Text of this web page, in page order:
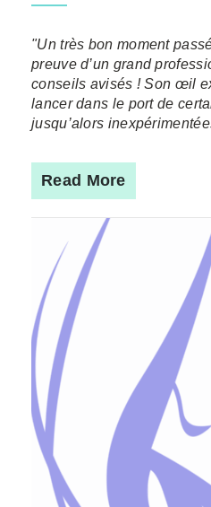
"Un très bon moment
preuve d’un grand
conseils avisés ! Son œil
lancer dans le port de
jusqu’alors
Read More